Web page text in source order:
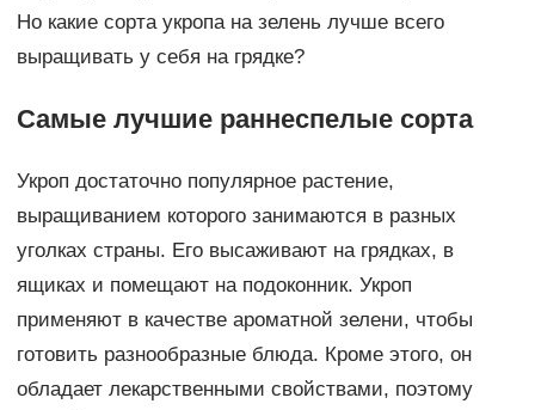
Но какие сорта укропа на зелень лучше всего
выращивать у себя на грядке?
Самые лучшие раннеспелые сорта
Укроп достаточно популярное растение,
выращиванием которого занимаются в разных
уголках страны. Его высаживают на грядках, в
ящиках и помещают на подоконник. Укроп
применяют в качестве ароматной зелени, чтобы
готовить разнообразные блюда. Кроме этого, он
обладает лекарственными свойствами, поэтому